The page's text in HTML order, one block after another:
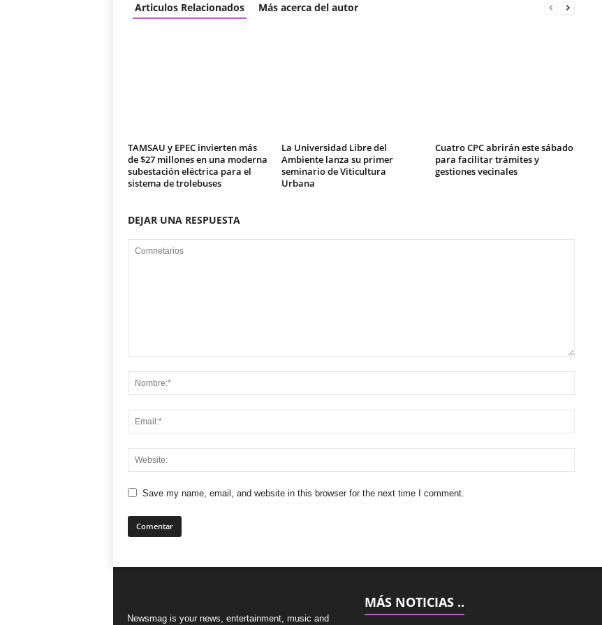
Articulos Relacionados Más acerca del autor
TAMSAU y EPEC invierten más
de $27 millones en una moderna
subestación eléctrica para el
sistema de trolebuses
La Universidad Libre del
Ambiente lanza su primer
seminario de Viticultura
Urbana
Cuatro CPC abrirán este sábado
para facilitar trámites y
gestiones vecinales
DEJAR UNA RESPUESTA
Save my name, email, and website in this browser for the next time I comment.
Newsmag is your news, entertainment, music and
MÁS NOTICIAS ..